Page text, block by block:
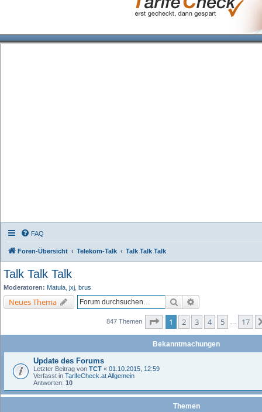
FAQ
Foren-Übersicht Telekom-Talk Talk Talk Talk
Talk Talk Talk
Moderatoren: Matula jxj brus
Neues Thema Suche
847 Themen Seite von
1 2 3 4 5 17
Bekanntmachungen
Update des Forums
Letzter Beitrag von TCT « 01.10.2015, 12:59
Verfasst in TarifeCheck.at Allgemein
Antworten: 10
Themen